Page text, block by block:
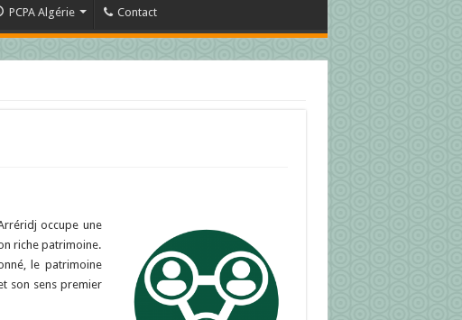
PCPA Algérie Contact
occupe une
riche patrimoine.
le patrimoine
son sens premier